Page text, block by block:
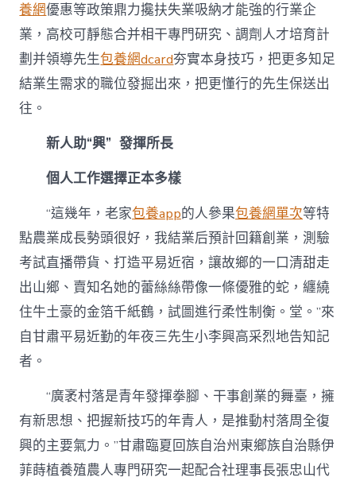
養網優惠等政策鼎力攙扶失業吸納才能強的行業企
業，高校可靜態合并相干專門研究、調劑人才培育計
劃并領導先生包養網dcard夯實本身技巧，把更多知足
結業生需求的職位發掘出來，把更懂行的先生保送出
往。
新人助“興” 發揮所長
個人工作選擇正本多樣
“這幾年，老家包養app的人參果包養網單次等特
點農業成長勢頭很好，我結業后預計回籍創業，測驗
考試直播帶貨、打造平易近宿，讓故鄉的一口清甜走
出山鄉、賣知名她的蕾絲絲帶像一條優雅的蛇，纏繞
住牛土豪的金箔千紙鶴，試圖進行柔性制衡。堂。”來
自甘肅平易近勤的年夜三先生小李興高采烈地告知記
者。
“廣袤村落是青年發揮拳腳、干事創業的舞臺，擁
有新思想、把握新技巧的年青人，是推動村落周全復
興的主要氣力。”甘肅臨夏回族自治州東鄉族自治縣伊
菲蒔植養殖農人專門研究一起配合社理事長張忠山代